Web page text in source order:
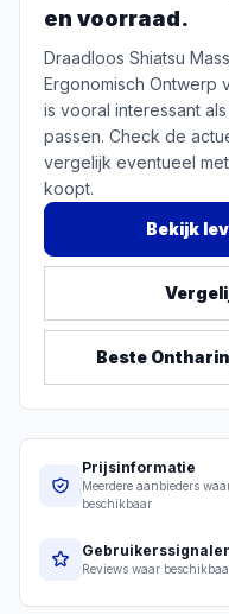
en voorraad.
Draadloos Shiatsu
Ergonomisch Ontwerp
is vooral interessant
passen. Check de
vergelijk eventueel
koopt.
Bekijk
Beste
Prijsinformatie
Meerdere aanbieders
beschikbaar
Reviews waar